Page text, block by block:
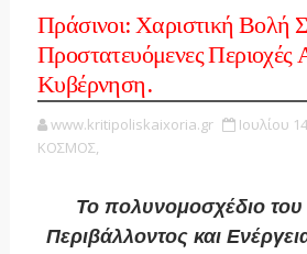
Πράσινοι: Χαριστική Βολή
Προστατευόμενες Περιοχές
Κυβέρνηση.
www.kritipoliskaixoria.gr Ιουλίου
ΚΟΣΜΟΣ,
Το πολυνομοσχέδιο
Περιβάλλοντος και